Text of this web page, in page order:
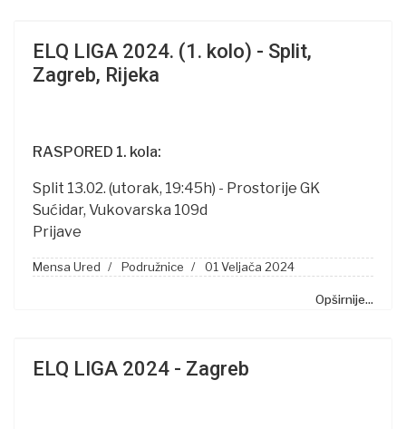
ELQ LIGA 2024. (1. kolo) - Split,
Zagreb, Rijeka
RASPORED 1. kola:
Split 13.02. (utorak, 19:45h) - Prostorije GK
Sućidar, Vukovarska 109d
Prijave
Mensa Ured Podružnice 01 Veljača 2024
Opširnije...
ELQ LIGA 2024 - Zagreb